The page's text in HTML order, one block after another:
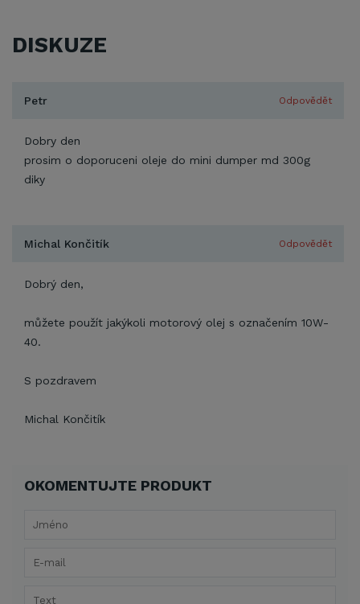
DISKUZE
Petr Odpovědět
Dobry den
prosim o doporuceni oleje do mini dumper md 300g
diky
Michal Končitík Odpovědět
Dobrý den,
můžete použít jakýkoli motorový olej s označením 10W-
40.
S pozdravem
Michal Končitík
OKOMENTUJTE PRODUKT